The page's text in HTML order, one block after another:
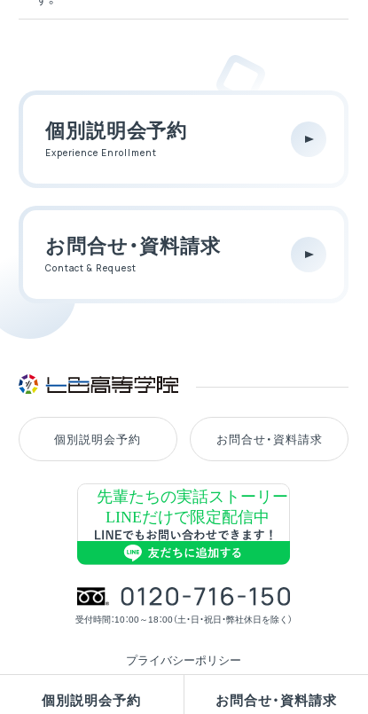
個別説明会予約 お問合せ・資料請求
個別説明会予約
Experience Enrollment
お問合せ・資料請求
Contact & Request
個別説明会予約 お問合せ・資料請求
受付時間：10：00～18：00（土・日・祝日・弊社休日を除く）
プライバシーポリシー
© SYLVANBREEZE Inc. All Rights Reserved.